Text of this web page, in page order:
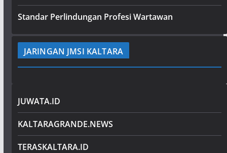
Standar Perlindungan Profesi Wartawan
JARINGAN JMSI KALTARA
JUWATA.ID
KALTARAGRANDE.NEWS
TERASKALTARA.ID